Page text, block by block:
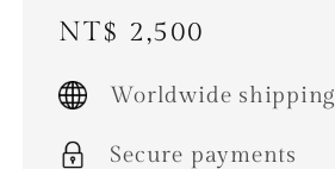
Regular
price
NT$ 2,500
Worldwide shipping
Secure payments